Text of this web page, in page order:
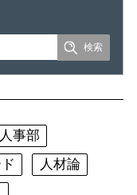
人事部
人材論